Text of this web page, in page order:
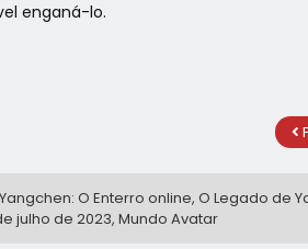
enganá-lo.
O Enterro online, O Legado de
julho de 2023, Mundo Avatar